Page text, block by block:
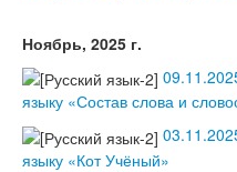
Ноябрь, 2025 г.
языку «Состав слова и
языку «Кот Учёный»